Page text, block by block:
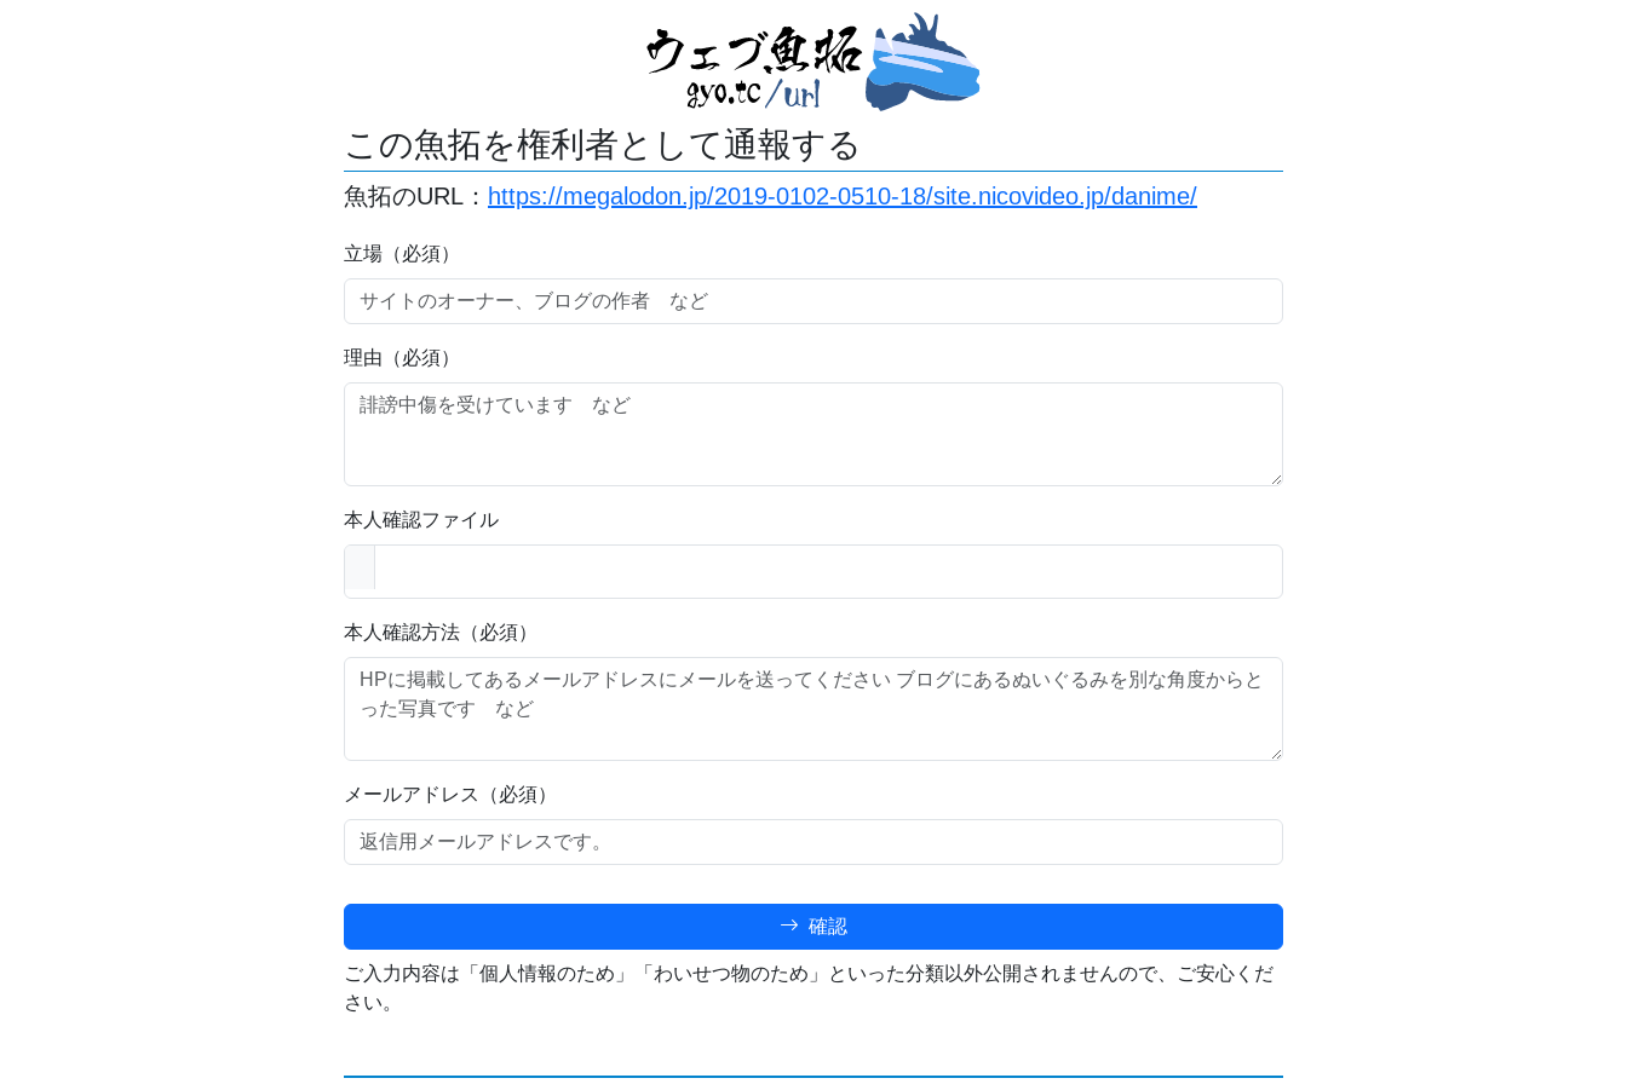
この魚拓を権利者として通報する
魚拓のURL： https://megalodon.jp/2019-0102-0510-18/site.nicovideo.jp/danime/
立場（必須）
理由（必須）
本人確認ファイル
本人確認方法（必須）
メールアドレス（必須）
確認
ご入力内容は「個人情報のため」「わいせつ物のため」といった分類以外公開されませんので、ご安心くだ
さい。